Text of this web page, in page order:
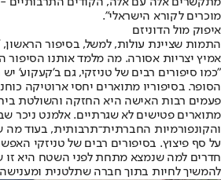
מוכרים לקורא הישראלי".
איפוק מול הדוניזם
התמות שציינת עולות, למשל, בסיפור
אמיץ יצריות אסורה. מה מלמד אותנו הסיפור
"כמו סיפורים רבים של טניזקי, גם ב'קעקוע'
הסופר. בסיפוריו מתוארים יחסי ארוטיקה
פעמים רבות האישה היא החזקה והשולטת
מתוארים פטישים לא שגרתיים. אלמנט ניכר
והקונפורמיות החברתית־תרבותית, בעוד
על סף פיצוץ. בסיפורים רבים של טניזקי
חדרים למה שנמצא מתחת לפני השטח היא זו
להמשיך לחיות בתוך חברה שתלטנית